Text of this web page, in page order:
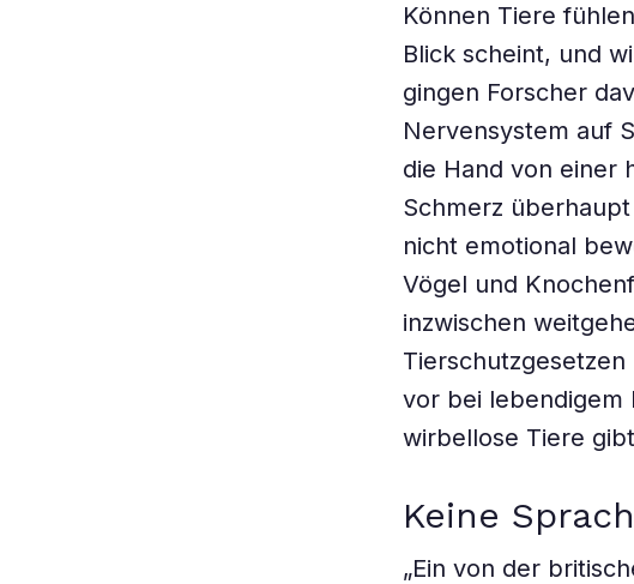
Können Tiere
Blick scheint, und
gingen Forscher
Nervensystem auf
die Hand von einer
Schmerz
nicht emotional
Vögel und
inzwischen
vor bei lebendigem
wirbellose Tiere
Keine
„Ein von der